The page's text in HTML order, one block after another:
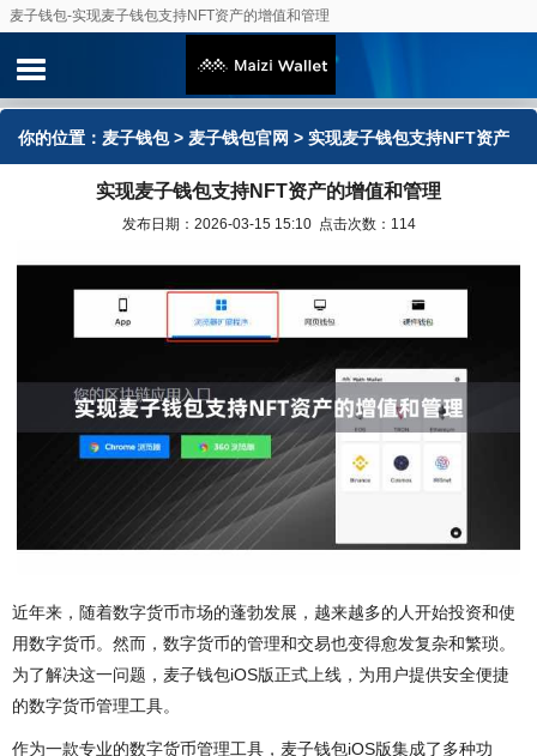
麦子钱包-实现麦子钱包支持NFT资产的增值和管理
你的位置： 麦子钱包> 麦子钱包官网 > 实现麦子钱包支持NFT资产
的增值和管理实现麦子钱包支持NFT资产的增值和管理
发布日期：2026-03-15 15:10 点击次数：114
近年来，随着数字货币市场的蓬勃发展，越来越多的人开始投资和使
用数字货币。然而，数字货币的管理和交易也变得愈发复杂和繁琐。
为了解决这一问题，麦子钱包iOS版正式上线，为用户提供安全便捷
的数字货币管理工具。
作为一款专业的数字货币管理工具，麦子钱包iOS版集成了多种功